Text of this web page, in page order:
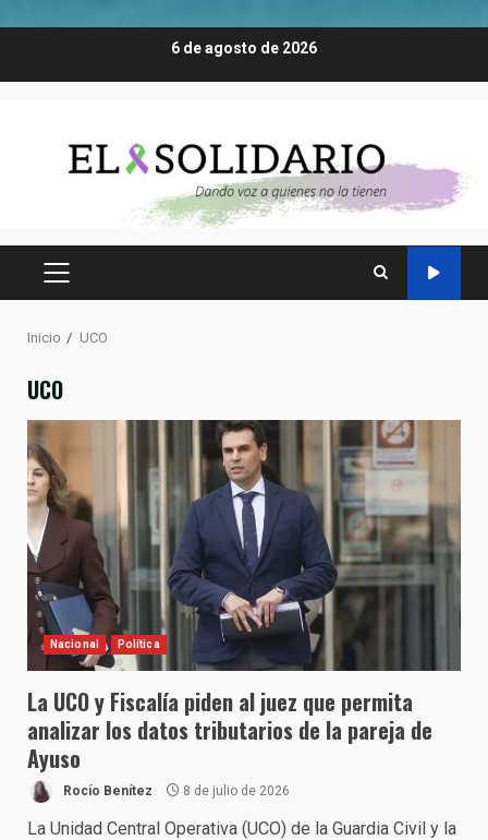
6 de agosto de 2026
MENÚ
Inicio UCO
UCO
Nacional Política
La UCO y Fiscalía piden al juez que permita
analizar los datos tributarios de la pareja de
Ayuso
Rocío Benítez 8 de julio de 2026
La Unidad Central Operativa (UCO) de la Guardia Civil y la